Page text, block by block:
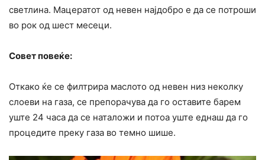
светлина. Мацератот од невен најдобро е да се потроши
во рок од шест месеци.
Совет повеќе:
Откако ќе се филтрира маслото од невен низ неколку
слоеви на газа, се препорачува да го оставите барем
уште 24 часа да се наталожи и потоа уште еднаш да го
процедите преку газа во темно шише.